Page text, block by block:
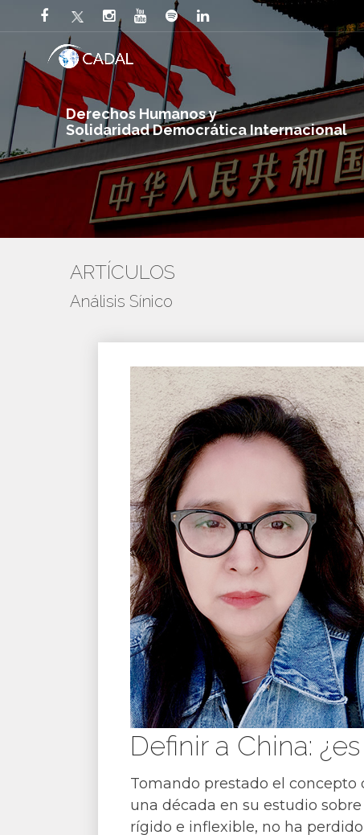
Derechos Humanos y
Solidaridad Democrática Internacional
ARTÍCULOS
Análisis Sínico
Definir a China:
Tomando prestado el concepto
una década en su estudio
rígido e inflexible, no ha